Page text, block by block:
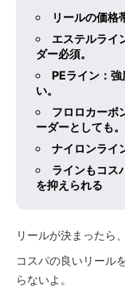
リールの価格
エステルライ
ダー必須。
PEライン：
い。
フロロカーボ
ーダーとしても。
ナイロンライ
ラインもコス
を抑えられる
リールが決まったら
コスパの良いリール
らないよ。